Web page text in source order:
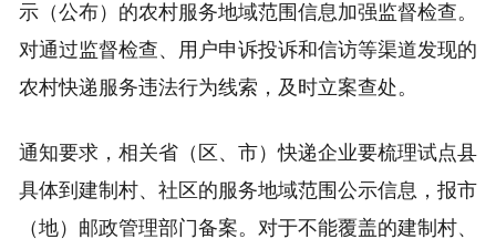
示（公布）的农村服务地域范围信息加强监督检查。
对通过监督检查、用户申诉投诉和信访等渠道发现的
农村快递服务违法行为线索，及时立案查处。
通知要求，相关省（区、市）快递企业要梳理试点县
具体到建制村、社区的服务地域范围公示信息，报市
（地）邮政管理部门备案。对于不能覆盖的建制村、